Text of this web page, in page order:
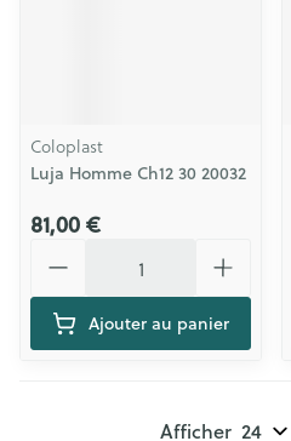
Coloplast
Luja Homme Ch12 30 20032
81,00 €
Ajouter au panier
Afficher